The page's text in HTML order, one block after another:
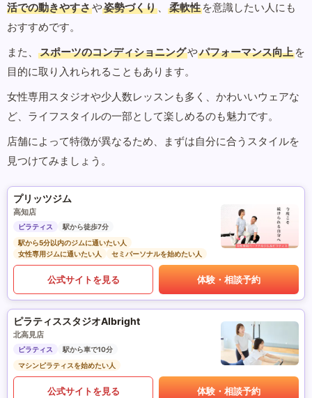
活での動きやすさや姿勢づくり 、 柔軟性 を意識したい人にも
おすすめです。
また、
スポーツのコンディショニングやパフォーマンス向上 を
目的に取り入れられることもあります。
女性専用スタジオや少人数レッスンも多く、かわいいウェアな
ど、ライフスタイルの一部として楽しめるのも魅力です。
店舗によって特徴が異なるため、まずは自分に合うスタイルを
見つけてみましょう。
プリッツジム
高知店
ピラティス
駅から徒歩7分
駅から5分以内のジムに通いたい人
女性専用ジムに通いたい人
セミパーソナルを始めたい人
公式サイトを見る 体験・相談予約
ピラティススタジオAlbright
北高見店
ピラティス
駅から車で10分
マシンピラティスを始めたい人
公式サイトを見る 体験・相談予約